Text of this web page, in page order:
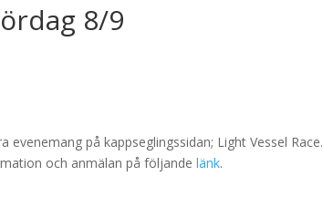
8/9
på kappseglingssidan; Light Vessel Race.
och anmälan på följandelänk.